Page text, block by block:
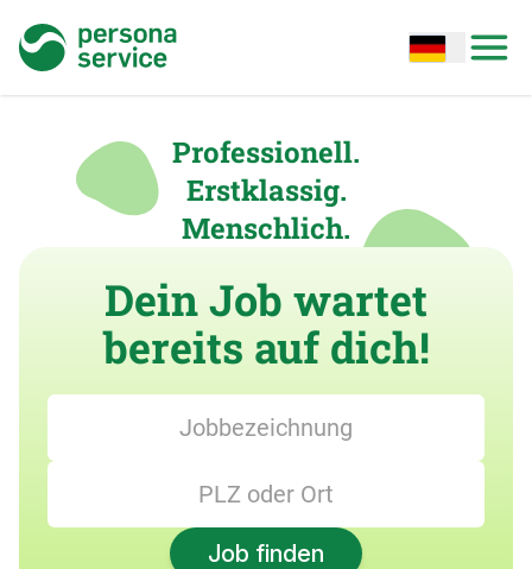
persona service Open options
Professionell.
Erstklassig.
Menschlich.
Dein Job wartet
bereits auf dich!
Job finden